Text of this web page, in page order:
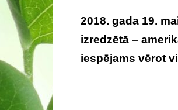
2018. gada 19.
izredzētā –
iespējams vērot